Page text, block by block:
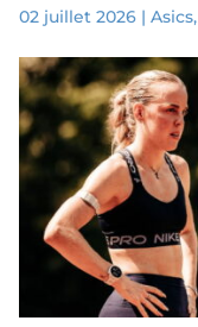
02 juillet 2026| Asics,